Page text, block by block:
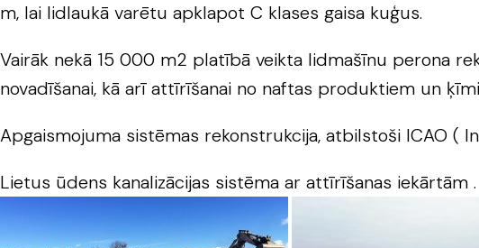
m, lai lidlaukā varētu apklapot C klases gaisa kuģus.
Vairāk nekā 15 000 m2 platībā veikta lidmašīnu perona
novadīšanai, kā arī attīrīšanai no naftas produktiem un
Apgaismojuma sistēmas rekonstrukcija, atbilstoši ICAO (
Lietus ūdens kanalizācijas sistēma ar attīrīšanas iekārtām .